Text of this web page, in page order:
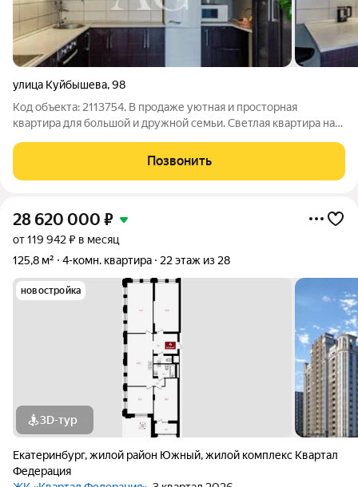
улица Куйбышева,98
Код объекта: 2113754. В продаже уютная и просторная
квартира для большой и дружной семьи. Светлая кваpтира нa
купить подземный паркинг. В нашей квартире: -ДВА санузла;
-ДВЕ лоджии. Новым
Позвонить
28 620 000 ₽
от 119 942 ₽ в месяц
125,8 м²
4-комн. квартира 22 этаж из 28
новостройка
3D-тур
Екатеринбург,жилой район Южный,жилой комплекс Квартал
Федерация